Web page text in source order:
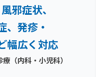
邪症状、
発疹・
幅広く対応
（内科・小児科）